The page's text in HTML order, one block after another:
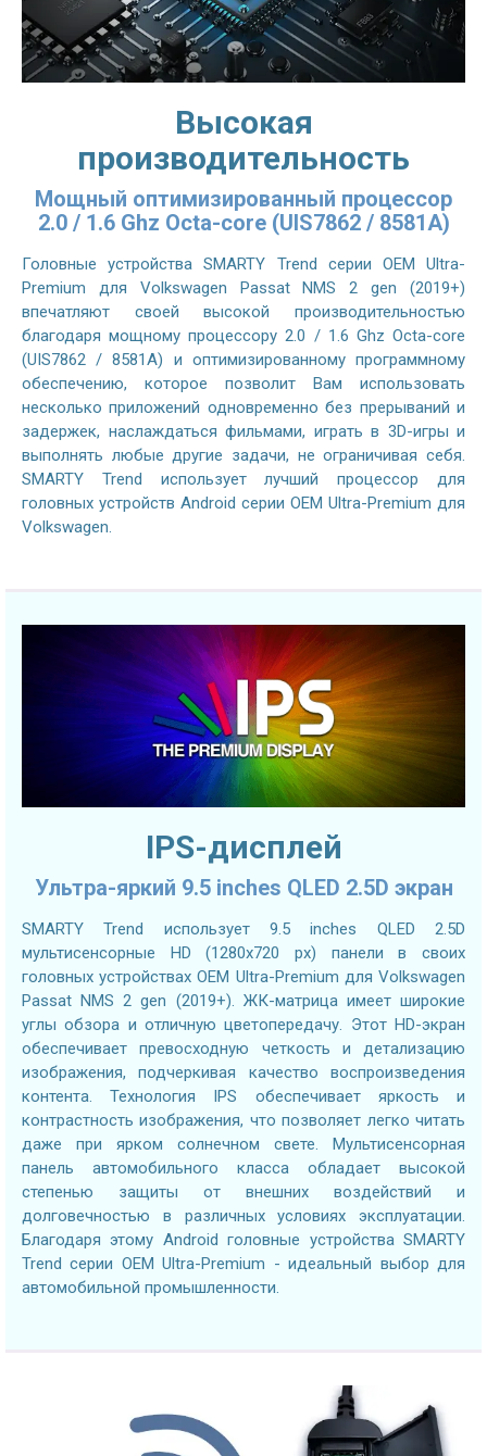
Высокая
производительность
Мощный оптимизированный процессор
2.0 / 1.6 Ghz Octa-core (UIS7862 / 8581A)
Головные устройства SMARTY Trend серии OEM Ultra-
Premium для Volkswagen Passat NMS 2 gen (2019+)
впечатляют своей высокой производительностью
благодаря мощному процессору 2.0 / 1.6 Ghz Octa-core
(UIS7862 / 8581A) и оптимизированному программному
обеспечению, которое позволит Вам использовать
несколько приложений одновременно без прерываний и
задержек, наслаждаться фильмами, играть в 3D-игры и
выполнять любые другие задачи, не ограничивая себя.
SMARTY Trend использует лучший процессор для
головных устройств Android серии OEM Ultra-Premium для
Volkswagen.
IPS-дисплей
Ультра-яркий 9.5 inches QLED 2.5D экран
SMARTY Trend использует 9.5 inches QLED 2.5D
мультисенсорные HD (1280х720 px) панели в своих
головных устройствах OEM Ultra-Premium для Volkswagen
Passat NMS 2 gen (2019+). ЖК-матрица имеет широкие
углы обзора и отличную цветопередачу. Этот HD-экран
обеспечивает превосходную четкость и детализацию
изображения, подчеркивая качество воспроизведения
контента. Технология IPS обеспечивает яркость и
контрастность изображения, что позволяет легко читать
даже при ярком солнечном свете. Мультисенсорная
панель автомобильного класса обладает высокой
степенью защиты от внешних воздействий и
долговечностью в различных условиях эксплуатации.
Благодаря этому Android головные устройства SMARTY
Trend серии OEM Ultra-Premium - идеальный выбор для
автомобильной промышленности.